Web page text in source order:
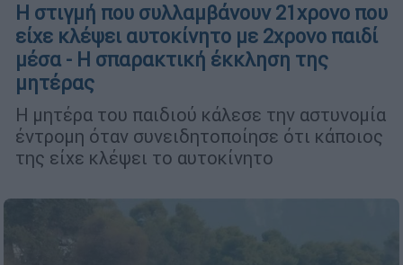
Η στιγμή που συλλαμβάνουν 21χρονο που
είχε κλέψει αυτοκίνητο με 2χρονο παιδί
μέσα - Η σπαρακτική έκκληση της
μητέρας
Η μητέρα του παιδιού κάλεσε την αστυνομία
έντρομη όταν συνειδητοποίησε ότι κάποιος
της είχε κλέψει το αυτοκίνητο